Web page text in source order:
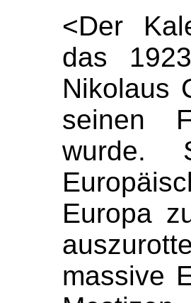
<Der
das
Nikolaus
seinen
wurde.
Europa
massive